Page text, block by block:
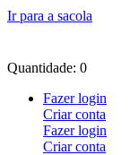
Ir para a sacola
Quantidade: 0
Fazer login
Criar conta
Fazer login
Criar conta